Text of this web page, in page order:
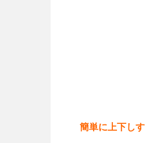
簡単に上下し